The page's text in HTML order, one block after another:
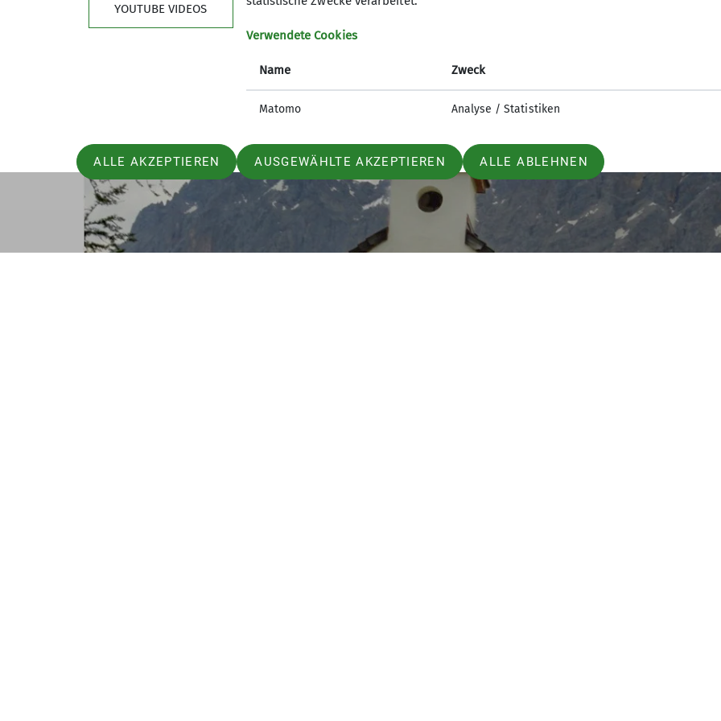
Telefon 08024/7065
E-Mail: hans.schaal@freenet.de
YOUTUBE VIDEOS
Verwendete Cookies
Name Zweck
Matomo Analyse / Statistiken
ALLE AKZEPTIEREN AUSGEWÄHLTE AKZEPTIEREN ALLE ABLEHNEN